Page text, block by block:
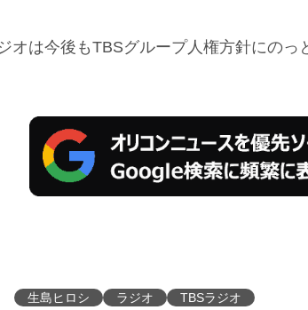
オは今後もTBSグループ人権方針にのっ
生島ヒロシ ラジオ TBSラジオ